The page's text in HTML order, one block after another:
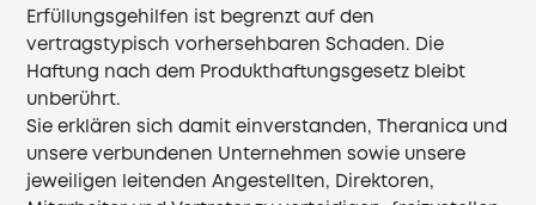
Erfüllungsgehilfen ist begrenzt auf den
vertragstypisch vorhersehbaren Schaden. Die
Haftung nach dem Produkthaftungsgesetz bleibt
unberührt.
Sie erklären sich damit einverstanden, Theranica und
unsere verbundenen Unternehmen sowie unsere
jeweiligen leitenden Angestellten, Direktoren,